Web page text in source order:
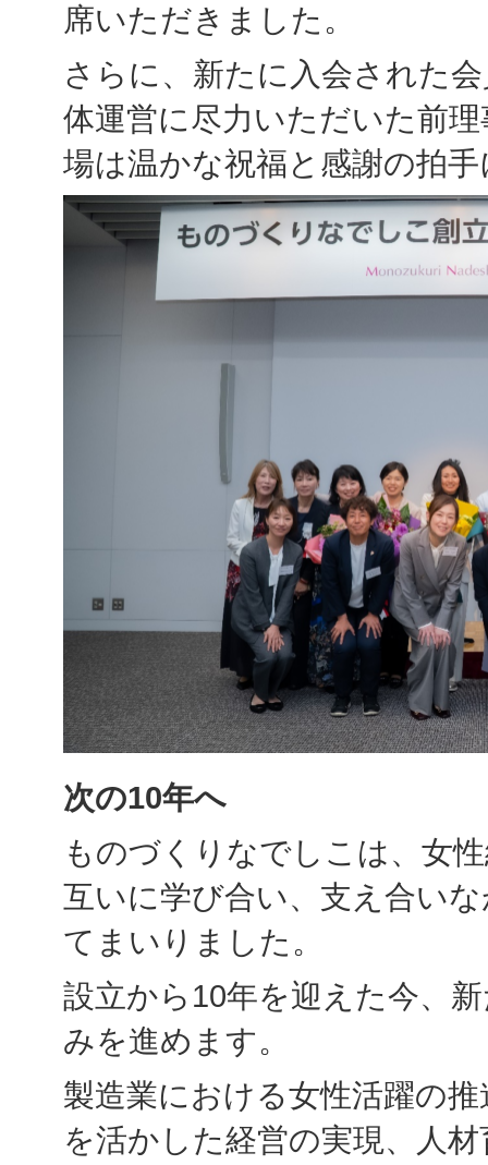
席いただきました。
さらに、新たに入会された
体運営に尽力いただいた前
場は温かな祝福と感謝の拍
次の10年へ
ものづくりなでしこは、女
互いに学び合い、支え合い
てまいりました。
設立から10年を迎えた今、
みを進めます。
製造業における女性活躍の
を活かした経営の実現、人